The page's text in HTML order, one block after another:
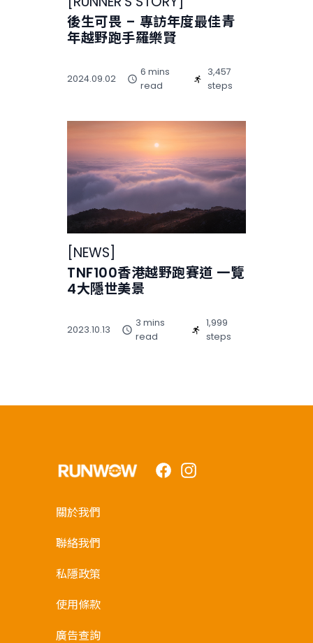
後生可畏 – 專訪年度最佳青
年越野跑手羅樂賢
2024.09.02
6 mins
read
3,457
steps
NEWS
TNF100香港越野跑賽道 一覽
4大隱世美景
2023.10.13
3 mins
read
1,999
steps
FacebookInstagram
關於我們
聯絡我們
私隱政策
使用條款
廣告查詢